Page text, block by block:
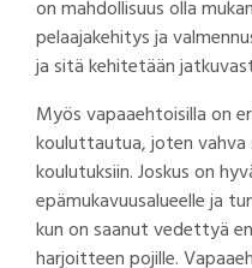
on mahdollisuus olla
pelaajakehitys ja
ja sitä kehitetään
Myös vapaaehtoisilla on
kouluttautua, joten vahva
koulutuksiin. Joskus on
epämukavuusalueelle ja
kun on saanut vedettyä
harjoitteen pojille.